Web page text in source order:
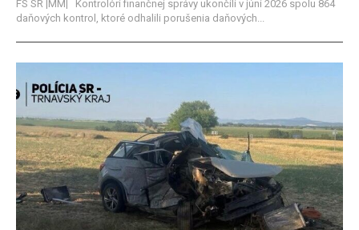
FS SR |MM| Kontrolóri finančnej správy ukončili v júni 2026 spolu 864
daňových kontrol, ktoré odhalili porušenia daňových...